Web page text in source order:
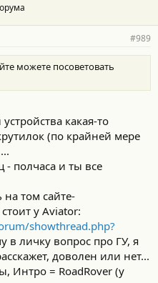
#989
можете посоветовать
какая-то
(по крайней мере
- полчаса и ты все
том сайте-
у Aviator:
showthread.php?
в личку вопрос про ГУ, я
доволен или нет...
Интро = RoadRover (у